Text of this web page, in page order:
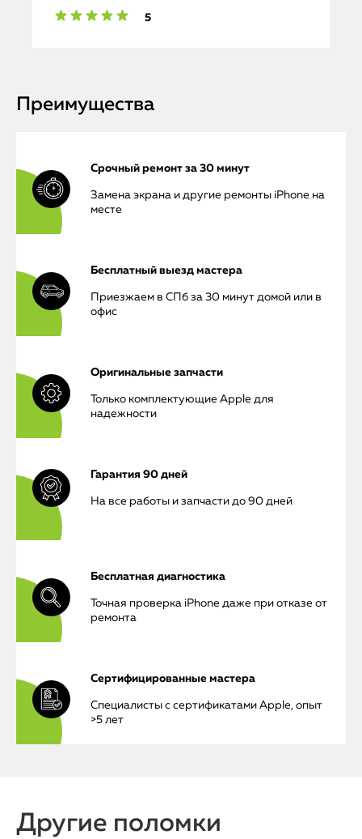
iPhone
MacBook
iPad
5
Преимущества
Срочный ремонт за 30 минут
Замена экрана и другие ремонты iPhone на
месте
Бесплатный выезд мастера
Приезжаем в СПб за 30 минут домой или в
офис
Оригинальные запчасти
Только комплектующие Apple для
надежности
Гарантия 90 дней
На все работы и запчасти до 90 дней
Бесплатная диагностика
Точная проверка iPhone даже при отказе от
ремонта
Сертифицированные мастера
Специалисты с сертификатами Apple, опыт
>5 лет
Другие поломки